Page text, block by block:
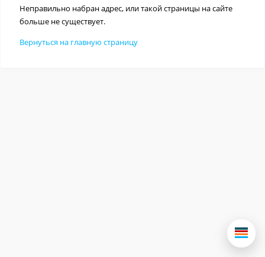
Неправильно набран адрес, или такой страницы на сайте
больше не существует.
Вернуться на главную страницу